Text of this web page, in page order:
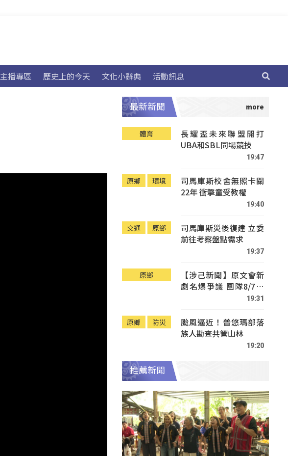
主播專區 歷史上的今天 文化小辭典 活動訊息
最新新聞
體育
長耀盃未來聯盟開打
UBA和SBL同場競技
19:47
原鄉 環境
司馬庫斯校舍無照卡關
22年 衝擊童受教權
19:40
交通 原鄉
司馬庫斯災後復建 立委
前往考察盤點需求
19:37
原鄉
【涉己新聞】原文會新
劇名爆爭議 團隊8/7赴
19:31
原鄉 防災
颱風逼近！普悠瑪部落
族人勘查共管山林
19:20
推薦新聞